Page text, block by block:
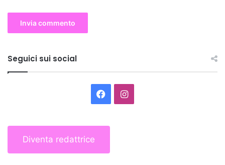
Seguici sui social
FacebookInstagram
Diventa redattrice